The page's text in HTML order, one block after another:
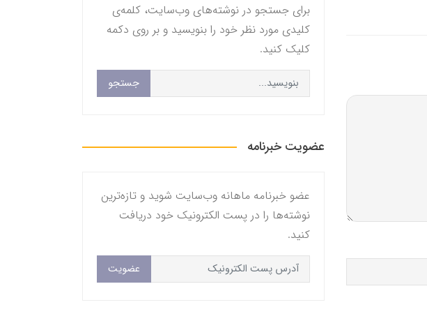
برای جستجو در نوشته‌های وب‌سایت، کلمه‌ی
کلیدی مورد نظر خود را بنویسید و بر روی دکمه
کلیک کنید.
جستجو
عضویت خبرنامه
عضو خبرنامه ماهانه وب‌سایت شوید و تازه‌ترین
نوشته‌ها را در پست الکترونیک خود دریافت
کنید.
عضویت